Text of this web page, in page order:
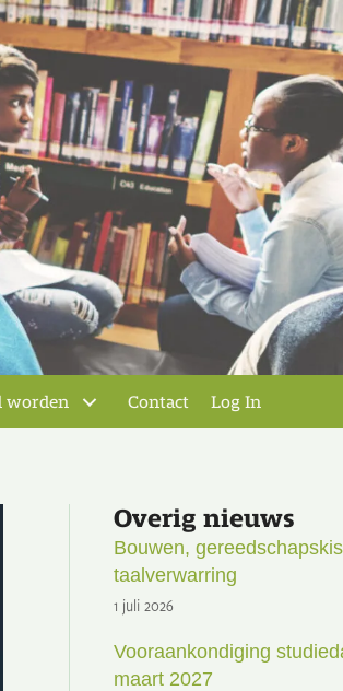
worden Contact Log In
Overig nieuws
Bouwen,
taalverwarring
1 juli 2026
Vooraankondiging
maart 2027